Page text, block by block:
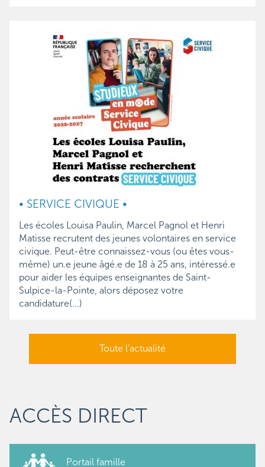
• SERVICE CIVIQUE •
Les écoles Louisa Paulin, Marcel Pagnol et Henri
Matisse recrutent des jeunes volontaires en service
civique. Peut-être connaissez-vous (ou êtes vous-
même) un.e jeune âgé.e de 18 à 25 ans, intéressé.e
pour aider les équipes enseignantes de Saint-
Sulpice-la-Pointe, alors déposez votre
candidature(...)
Toute l'actualité
ACCÈS DIRECT
Portail famille